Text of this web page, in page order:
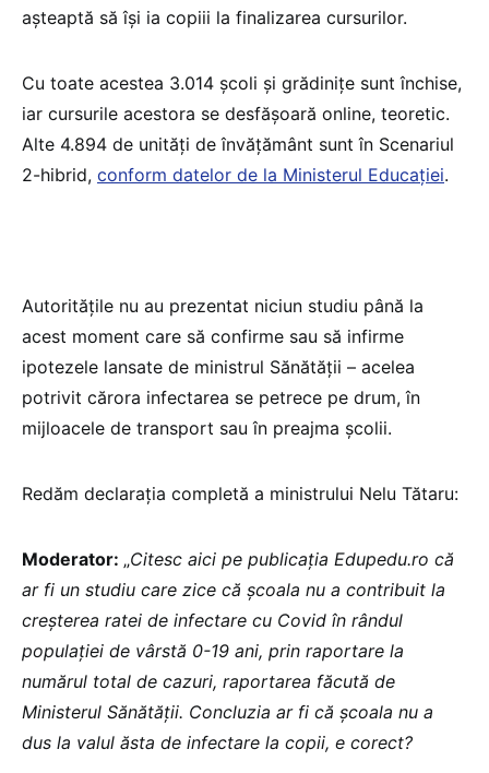
așteaptă să își ia copiii la finalizarea cursurilor.
Cu toate acestea 3.014 școli și grădinițe sunt închise,
iar cursurile acestora se desfășoară online, teoretic.
Alte 4.894 de unități de învățământ sunt în Scenariul
2-hibrid, conform datelor de la Ministerul Educației.
Autoritățile nu au prezentat niciun studiu până la
acest moment care să confirme sau să infirme
ipotezele lansate de ministrul Sănătății – acelea
potrivit cărora infectarea se petrece pe drum, în
mijloacele de transport sau în preajma școlii.
Redăm declarația completă a ministrului Nelu Tătaru:
Moderator: „Citesc aici pe publicația Edupedu.ro că
ar fi un studiu care zice că școala nu a contribuit la
creșterea ratei de infectare cu Covid în rândul
populației de vârstă 0-19 ani, prin raportare la
numărul total de cazuri, raportarea făcută de
Ministerul Sănătății. Concluzia ar fi că școala nu a
dus la valul ăsta de infectare la copii, e corect?